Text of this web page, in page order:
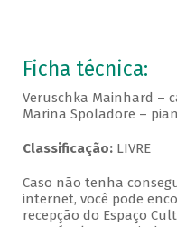
Ficha técnica:
Veruschka Mainhard –
Marina Spoladore –
Classificação:LIVRE
Caso não tenha
internet, você pode
recepção do Espaço